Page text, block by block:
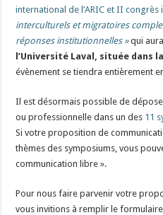
international de l’ARIC et II congrès
interculturels et migratoires
réponses institutionnelles »qui
l’Université Laval, située dans
évènement se tiendra entièrement
Il est désormais possible de
ou professionnelle dans un des 11
Si votre proposition de
thèmes des symposiums, vous
communication libre ».
Pour nous faire parvenir votre
vous invitions à remplir le